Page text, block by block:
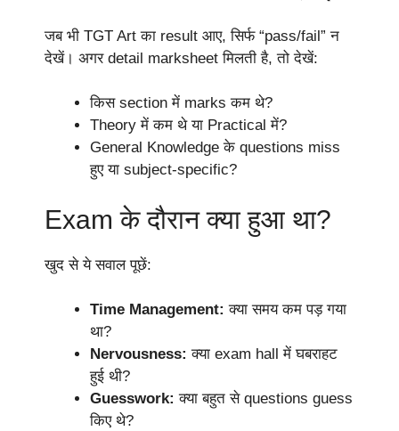
जब भी TGT Art का result आए, सिर्फ “pass/fail” न
देखें। अगर detail marksheet मिलती है, तो देखें:
किस section में marks कम थे?
Theory में कम थे या Practical में?
General Knowledge के questions miss
हुए या subject-specific?
Exam के दौरान क्या हुआ था?
खुद से ये सवाल पूछें:
Time Management: क्या समय कम पड़ गया
था?
Nervousness: क्या exam hall में घबराहट
हुई थी?
Guesswork: क्या बहुत से questions guess
किए थे?